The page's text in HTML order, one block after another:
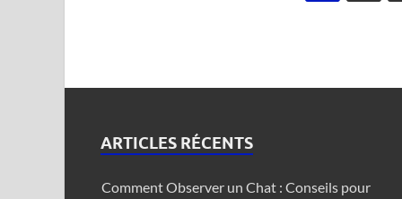
ARTICLES RÉCENTS
Comment Observer un Chat : Conseils pour